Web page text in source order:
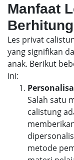
Manfaat
Berhitung
Les privat
yang signifikan
anak. Berikut
ini:
Salah satu
calistung
metode